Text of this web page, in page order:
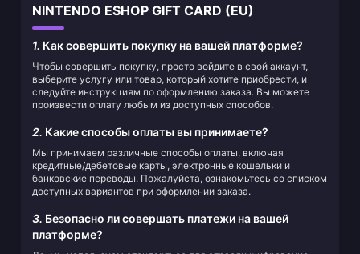
NINTENDO ESHOP GIFT CARD (EU)
1. Как совершить покупку на вашей платформе?
Чтобы совершить покупку, просто войдите в свой аккаунт,
выберите услугу или товар, который хотите приобрести, и
следуйте инструкциям по оформлению заказа. Вы можете
произвести оплату любым из доступных способов.
2. Какие способы оплаты вы принимаете?
Мы принимаем различные способы оплаты, включая
кредитные/дебетовые карты, электронные кошельки и
банковские переводы. Пожалуйста, ознакомьтесь со списком
доступных вариантов при оформлении заказа.
3. Безопасно ли совершать платежи на вашей
платформе?